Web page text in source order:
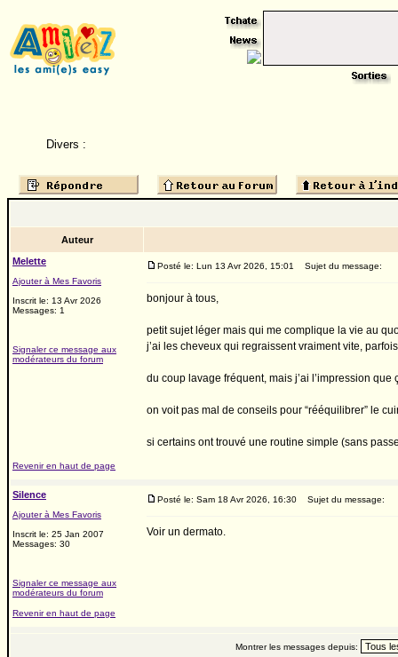
Divers :
Auteur
Melette
Ajouter à Mes Favoris
Inscrit le: 13 Avr 2026
Messages: 1
Signaler ce message aux
modérateurs du forum
Posté le: Lun 13 Avr 2026, 15:01 Sujet du message:
bonjour à tous,
petit sujet léger mais qui me complique la vie au
j’ai les cheveux qui regraissent vraiment vite,
du coup lavage fréquent, mais j’ai l’impression
on voit pas mal de conseils pour “rééquilibrer” le
si certains ont trouvé une routine simple (sans
Revenir en haut de page
Silence
Ajouter à Mes Favoris
Inscrit le: 25 Jan 2007
Messages: 30
Signaler ce message aux
modérateurs du forum
Posté le: Sam 18 Avr 2026, 16:30 Sujet du message:
Voir un dermato.
Revenir en haut de page
Montrer les messages depuis: